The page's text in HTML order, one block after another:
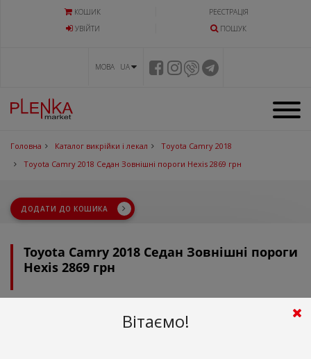
КОШИК
РЕЄСТРАЦІЯ
УВIЙТИ
ПОШУК
МОВА UA
Головна Каталог викрійки і лекал
Toyota Camry 2018
Toyota Camry 2018 Седан Зовнішні пороги Hexis 2869 грн
ДОДАТИ ДО КОШИКА
Toyota Camry 2018 Седан Зовнішні пороги
Hexis 2869 грн
грн. ($62.42)
Вітаємо!